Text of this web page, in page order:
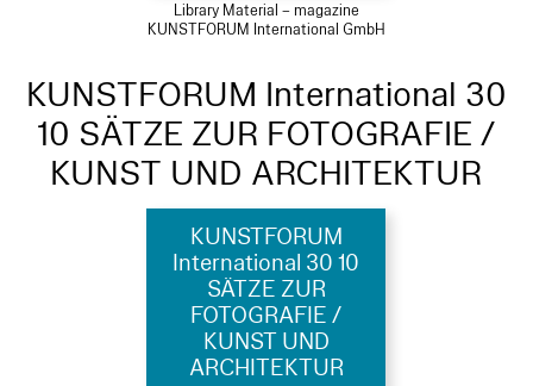
Library Material – magazine
KUNSTFORUM International GmbH
KUNSTFORUM International 30
10 SÄTZE ZUR FOTOGRAFIE /
KUNST UND ARCHITEKTUR
KUNSTFORUM
International 30 10
SÄTZE ZUR
FOTOGRAFIE /
KUNST UND
ARCHITEKTUR